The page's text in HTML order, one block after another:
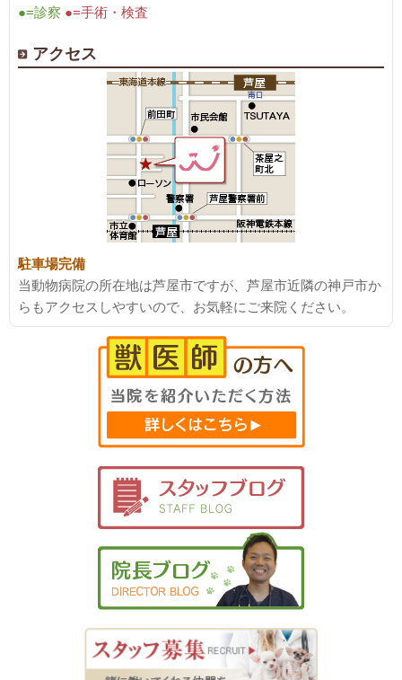
●=診察 ●=手術・検査
アクセス
駐車場完備
当動物病院の所在地は芦屋市ですが、芦屋市近隣の神戸市か
らもアクセスしやすいので、お気軽にご来院ください。